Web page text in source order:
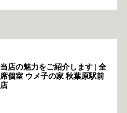
当店の魅力をご紹介します | 全
席個室 ウメ子の家 秋葉原駅前
店